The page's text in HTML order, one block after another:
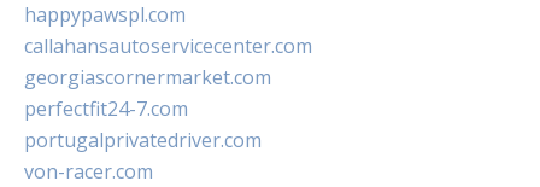
happypawspl.com
callahansautoservicecenter.com
georgiascornermarket.com
perfectfit24-7.com
portugalprivatedriver.com
von-racer.com